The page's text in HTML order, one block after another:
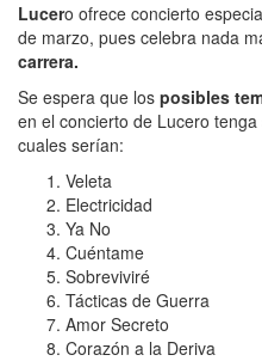
Lucero ofrece concierto
de marzo, pues celebra nada
carrera.
Se espera que los posibles
en el concierto de Lucero
cuales serían:
Veleta
Electricidad
Ya No
Cuéntame
Sobreviviré
Tácticas de Guerra
Amor Secreto
Corazón a la Deriva